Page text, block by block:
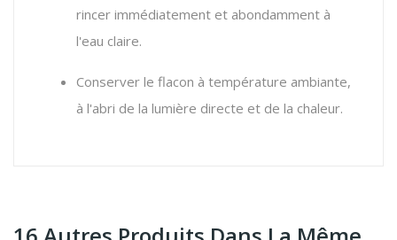
rincer immédiatement et abondamment à
l'eau claire.
Conserver le flacon à température ambiante,
à l'abri de la lumière directe et de la chaleur.